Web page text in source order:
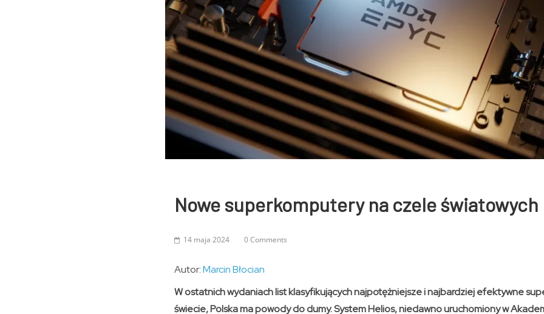
Nowe superkomputery na czele
14 maja 2024 0 Comments
Autor:Marcin Błocian
W ostatnich wydaniach list klasyfikujących najpotężniejsze i najbardziej efektywne
świecie, Polska ma powody do dumy. System Helios, niedawno uruchomiony w